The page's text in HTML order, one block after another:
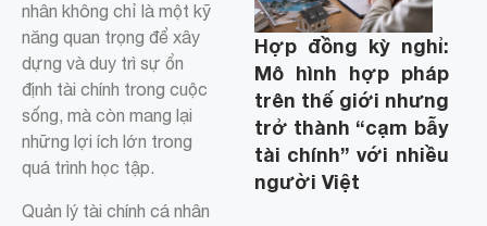
nhân không chỉ là một kỹ
năng quan trọng để xây
dựng và duy trì sự ổn
định tài chính trong cuộc
sống, mà còn mang lại
những lợi ích lớn trong
quá trình học tập.
Quản lý tài chính cá nhân
Hợp đồng kỳ nghỉ:
Mô hình hợp pháp
trên thế giới nhưng
trở thành “cạm bẫy
tài chính” với nhiều
người Việt